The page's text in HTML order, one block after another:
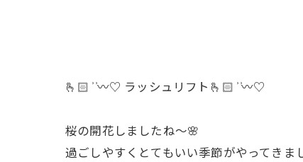
🫰🏻 ͗ ͗〰︎︎♡ ラッシュリフト🫰🏻 ͗ ͗〰︎︎♡
桜の開花しましたね〜🌸